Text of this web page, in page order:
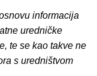
informacija
uredničke
te se kao takve ne
s uredništvom